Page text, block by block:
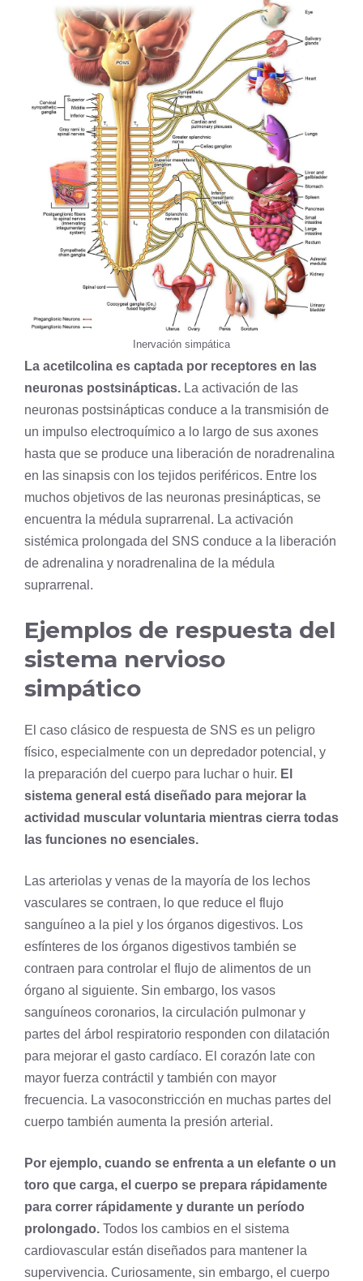
Inervación simpática
La acetilcolina es captada por receptores en las
neuronas postsinápticas. La activación de las
neuronas postsinápticas conduce a la transmisión de
un impulso electroquímico a lo largo de sus axones
hasta que se produce una liberación de noradrenalina
en las sinapsis con los tejidos periféricos. Entre los
muchos objetivos de las neuronas presinápticas, se
encuentra la médula suprarrenal. La activación
sistémica prolongada del SNS conduce a la liberación
de adrenalina y noradrenalina de la médula
suprarrenal.
Ejemplos de respuesta del
sistema nervioso
simpático
El caso clásico de respuesta de SNS es un peligro
físico, especialmente con un depredador potencial, y
la preparación del cuerpo para luchar o huir. El
sistema general está diseñado para mejorar la
actividad muscular voluntaria mientras cierra todas
las funciones no esenciales.
Las arteriolas y venas de la mayoría de los lechos
vasculares se contraen, lo que reduce el flujo
sanguíneo a la piel y los órganos digestivos. Los
esfínteres de los órganos digestivos también se
contraen para controlar el flujo de alimentos de un
órgano al siguiente. Sin embargo, los vasos
sanguíneos coronarios, la circulación pulmonar y
partes del árbol respiratorio responden con dilatación
para mejorar el gasto cardíaco. El corazón late con
mayor fuerza contráctil y también con mayor
frecuencia. La vasoconstricción en muchas partes del
cuerpo también aumenta la presión arterial.
Por ejemplo, cuando se enfrenta a un elefante o un
toro que carga, el cuerpo se prepara rápidamente
para correr rápidamente y durante un período
prolongado. Todos los cambios en el sistema
cardiovascular están diseñados para mantener la
supervivencia. Curiosamente, sin embargo, el cuerpo